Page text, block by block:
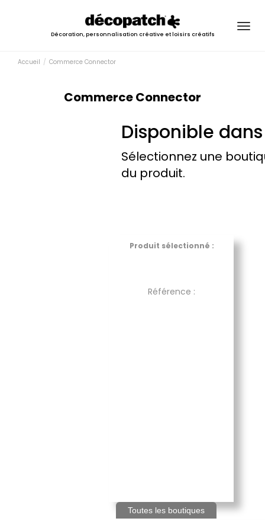
Décoration, personnalisation créative et loisirs créatifs
Accueil Commerce Connector
Commerce Connector
Disponible
Sélectionnez une
du produit.
Produit sélectionné :
Référence :
Toutes les boutiques